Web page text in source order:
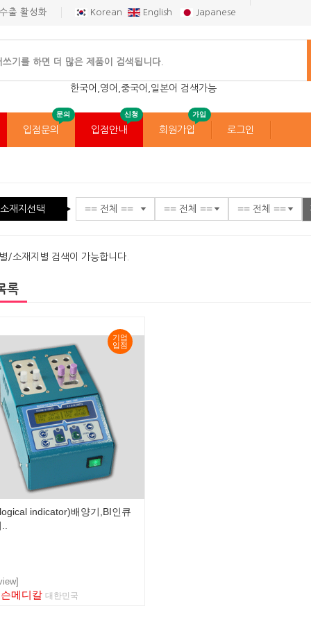
출 활성화 Korean English Japanese
한국어,영어,중국어,일본어 검색가능
입점문의
문의
입점안내
신청
회원가입
가입
로그인
소재지선택
/소재지별 검색이 가능합니다.
록
기업
입점
indicator)배양기,BI인큐
메디칼 대한민국